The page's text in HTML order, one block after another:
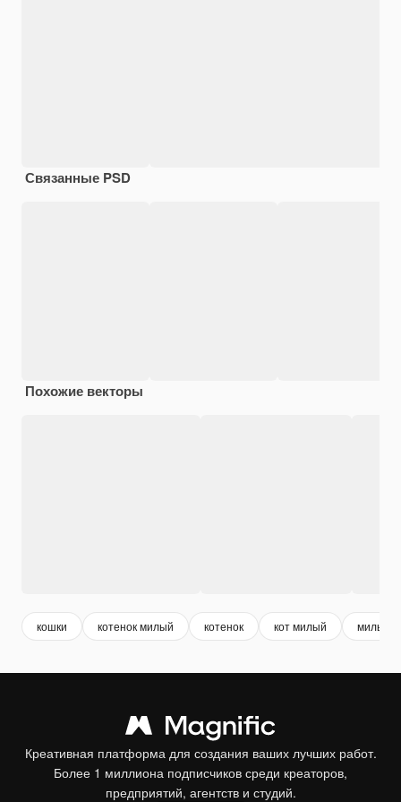
Связанные PSD
Похожие векторы
кошки котенок милый котенок кот милый милые
Креативная платформа для создания ваших лучших работ.
Более 1 миллиона подписчиков среди креаторов,
предприятий, агентств и студий.